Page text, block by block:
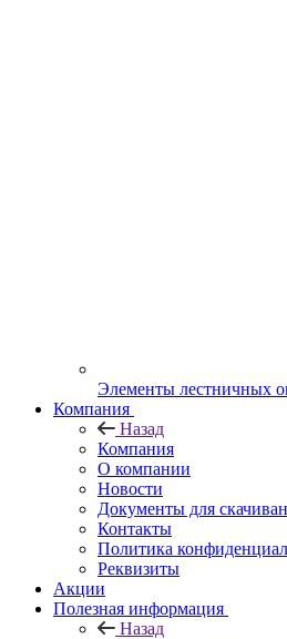
Элементы лестничных
Компания
Назад
Компания
О компании
Новости
Документы для
Контакты
Политика
Реквизиты
Акции
Полезная информация
Назад